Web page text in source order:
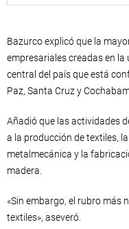
Bazurco explicó que la
empresariales creadas en
central del país que está
Paz, Santa Cruz y
Añadió que las actividades
a la producción de textiles,
metalmecánica y la
madera.
«Sin embargo, el rubro más
textiles», aseveró.